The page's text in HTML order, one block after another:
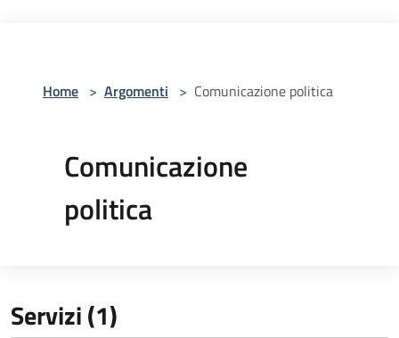
Home > Argomenti > Comunicazione politica
Comunicazione
politica
Servizi (1)